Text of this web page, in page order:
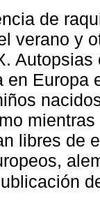
de
verano y
en Europa
libres de